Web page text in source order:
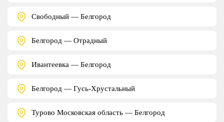
Свободный — Белгород
Белгород — Отрадный
Ивантеевка — Белгород
Белгород — Гусь-Хрустальный
Турово Московская область — Белгород